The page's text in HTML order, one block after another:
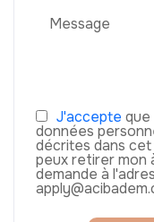
J'accepte que
données
décrites dans
peux retirer mon
demande à